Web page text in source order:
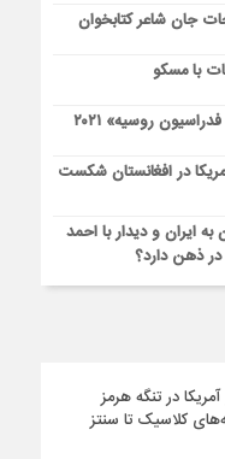
جان شاعر کتابخوان
با مسکو
روسیه» ۲۰۲۱
در افغانستان شکست
ایران و دیدار با احمد
ذهن دارد؟
در تنگه هرمز
نظریه‌های کلاسیک تا سنتز